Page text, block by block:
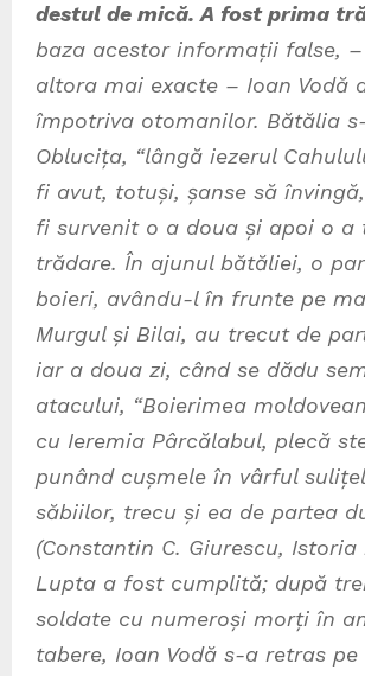
destul de mică. A fost prima
baza acestor informații false,
altora mai exacte – Ioan Vodă
împotriva otomanilor. Bătălia
Oblucița, “lângă iezerul
fi avut, totuși, șanse să
fi survenit o a doua și apoi o a
trădare. În ajunul bătăliei, o
boieri, avându-l în frunte pe
Murgul și Bilai, au trecut de
iar a doua zi, când se dădu
atacului, “Boierimea
cu Ieremia Pârcălabul, plecă
punând cușmele în vârful
săbiilor, trecu și ea de partea
(Constantin C. Giurescu, Istoria
Lupta a fost cumplită; după
soldate cu numeroși morți în
tabere, Ioan Vodă s-a retras